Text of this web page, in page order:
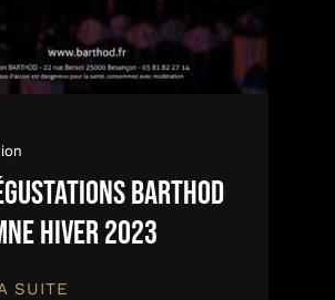
BARTHOD
hiver 2023
SUITE